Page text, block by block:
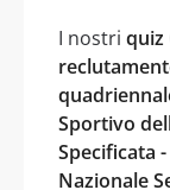
I nostri quiz
Sportivo
Specificata
Nazionale